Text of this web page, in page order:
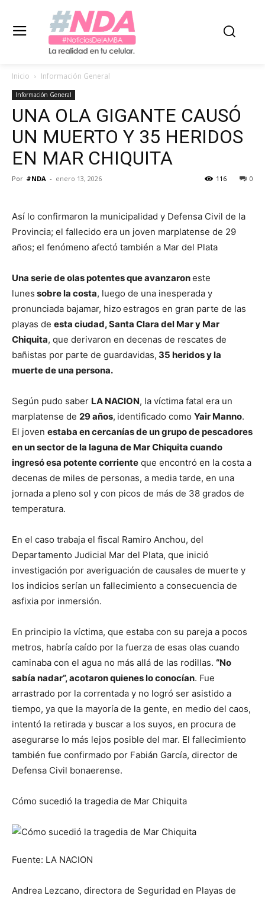
Inicio Información General
Información General
UNA OLA GIGANTE CAUSÓ
UN MUERTO Y 35 HERIDOS
EN MAR CHIQUITA
Por #NDA - enero 13, 2026 0
116
Así lo confirmaron la municipalidad y Defensa Civil de la
Provincia; el fallecido era un joven marplatense de 29
años; el fenómeno afectó también a Mar del Plata
Una serie de olas potentes que avanzaroneste
lunes sobre la costa, luego de una inesperada y
pronunciada bajamar, hizo estragos en gran parte de las
playas de esta ciudad, Santa Clara del Mar y Mar
Chiquita, que derivaron en decenas de rescates de
bañistas por parte de guardavidas, 35 heridos y la
muerte de una persona.
Según pudo saber LA NACION, la víctima fatal era un
marplatense de 29 años, identificado como Yair Manno.
El joven estaba en cercanías de un grupo de pescadores
en un sector de la laguna de Mar Chiquita cuando
ingresó esa potente corriente que encontró en la costa a
decenas de miles de personas, a media tarde, en una
jornada a pleno sol y con picos de más de 38 grados de
temperatura.
En el caso trabaja el fiscal Ramiro Anchou, del
Departamento Judicial Mar del Plata, que inició
investigación por averiguación de causales de muerte y
los indicios serían un fallecimiento a consecuencia de
asfixia por inmersión.
En principio la víctima, que estaba con su pareja a pocos
metros, habría caído por la fuerza de esas olas cuando
caminaba con el agua no más allá de las rodillas. “No
sabía nadar”, acotaron quienes lo conocían. Fue
arrastrado por la correntada y no logró ser asistido a
tiempo, ya que la mayoría de la gente, en medio del caos,
intentó la retirada y buscar a los suyos, en procura de
asegurarse lo más lejos posible del mar. El fallecimiento
también fue confirmado por Fabián García, director de
Defensa Civil bonaerense.
Cómo sucedió la tragedia de Mar Chiquita
Fuente: LA NACION
Andrea Lezcano, directora de Seguridad en Playas de